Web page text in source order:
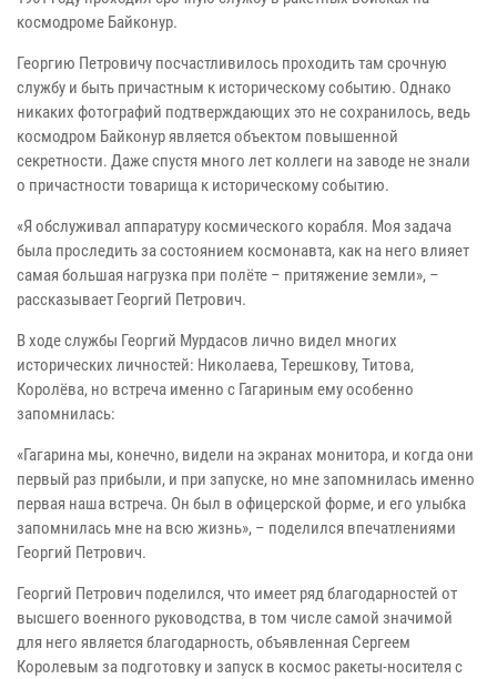
космодроме Байконур.
Георгию Петровичу посчастливилось проходить там срочную
службу и быть причастным к историческому событию. Однако
никаких фотографий подтверждающих это не сохранилось, ведь
космодром Байконур является объектом повышенной
секретности. Даже спустя много лет коллеги на заводе не знали
о причастности товарища к историческому событию.
«Я обслуживал аппаратуру космического корабля. Моя задача
была проследить за состоянием космонавта, как на него влияет
самая большая нагрузка при полёте – притяжение земли», –
рассказывает Георгий Петрович.
В ходе службы Георгий Мурдасов лично видел многих
исторических личностей: Николаева, Терешкову, Титова,
Королёва, но встреча именно с Гагариным ему особенно
запомнилась:
«Гагарина мы, конечно, видели на экранах монитора, и когда они
первый раз прибыли, и при запуске, но мне запомнилась именно
первая наша встреча. Он был в офицерской форме, и его улыбка
запомнилась мне на всю жизнь», – поделился впечатлениями
Георгий Петрович.
Георгий Петрович поделился, что имеет ряд благодарностей от
высшего военного руководства, в том числе самой значимой
для него является благодарность, объявленная Сергеем
Королевым за подготовку и запуск в космос ракеты-носителя с